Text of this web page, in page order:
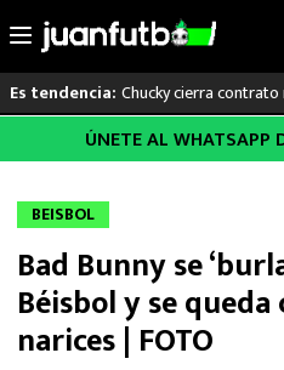
al
Es tendencia: Chucky cierra
LO ÚLTIMO
LIGA MX
RAYADOS
PUMAS
ÚNETE AL WHATSAPP
BEISBOL
Bad Bunny se
Béisbol y se
narices | FOTO